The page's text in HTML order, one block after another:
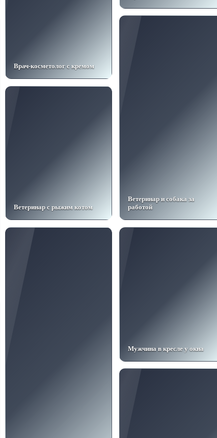
Врач-косметолог с кремом
Ветеринар и собака за
работой
Ветеринар с рыжим котом
Мужчина в кресле у окна